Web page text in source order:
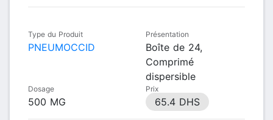
Type du Produit
PNEUMOCCID
Présentation
Boîte de 24,
Comprimé
dispersible
Dosage
500 MG
Prix
65.4 DHS